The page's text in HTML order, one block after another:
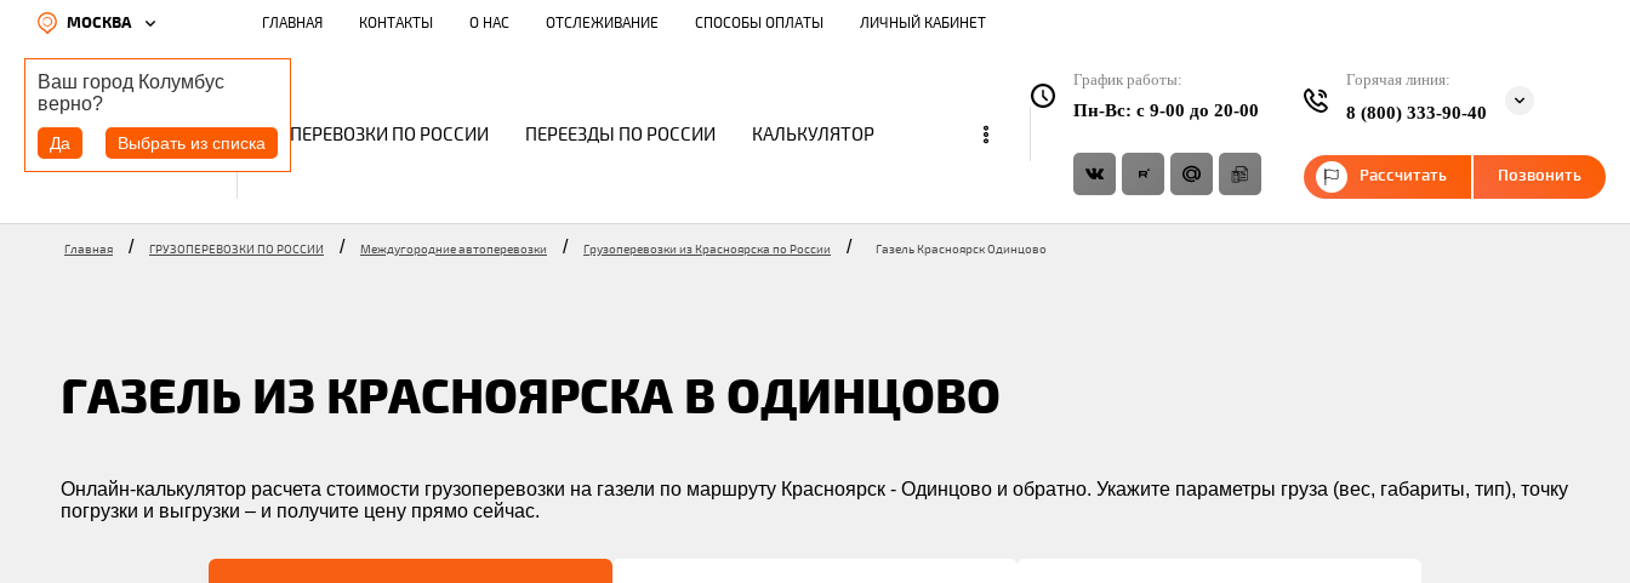
МОСКВА
Ваш город Колумбус
верно?
Да Выбрать из списка
ГЛАВНАЯ КОНТАКТЫ О НАС ОТСЛЕЖИВАНИЕ СПОСОБЫ ОПЛАТЫ ЛИЧНЫЙ КАБИНЕТ
ГРУЗОПЕРЕВОЗКИ ПО РОССИИ ПЕРЕЕЗДЫ ПО РОССИИ КАЛЬКУЛЯТОР ...
График работы:
Пн-Вс: c 9-00 до 20-00
Горячая линия:
8 (800) 333-90-40
Рассчитать Позвонить
Главная / ГРУЗОПЕРЕВОЗКИ ПО РОССИИ / Междугородние автоперевозки / Грузоперевозки из Красноярска по России / Газель Красноярск Одинцово
ГАЗЕЛЬ ИЗ КРАСНОЯРСКА В ОДИНЦОВО
Онлайн-калькулятор расчета стоимости грузоперевозки на газели по маршруту Красноярск - Одинцово и обратно. Укажите параметры груза (вес, габариты, тип), точку
погрузки и выгрузки – и получите цену прямо сейчас.